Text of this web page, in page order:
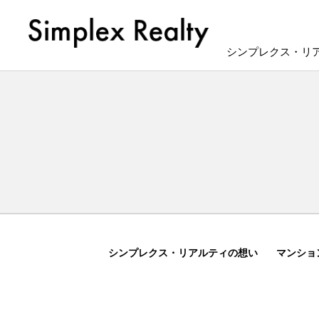
シンプレクス・リ
シンプレクス・リアルティの想い マンシ